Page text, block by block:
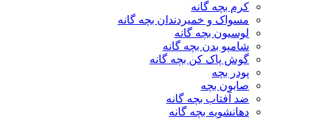
کرم بچه گانه
مسواک و خمیردندان بچه گانه
لوسیون بچه گانه
شامپو بدن بچه گانه
گوش پاک کن بچه گانه
پودر بچه
صابون بچه
ضد آفتاب بچه گانه
دهانشویه بچه گانه